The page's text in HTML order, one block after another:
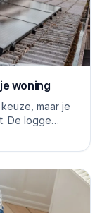
woning
maar je
De logge